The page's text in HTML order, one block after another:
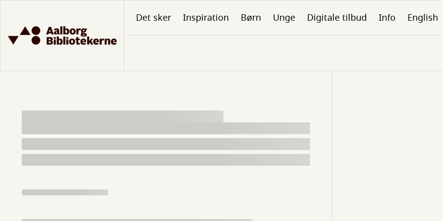
hovedindhold
Det sker Inspiration Børn Unge Digitale tilbud Info English